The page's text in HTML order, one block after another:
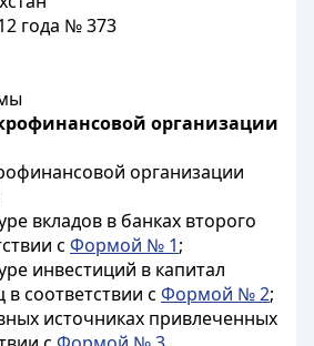
года № 373
организации
организации
вкладов в банках второго
с Формой № 1;
инвестиций в капитал
соответствии с Формой № 2;
источниках привлеченных